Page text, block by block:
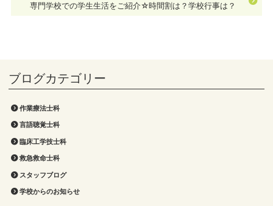
作業療法士科
言語聴覚士科
臨床工学技士科
救急救命士科
スタッフブログ
学校からのお知らせ
専門学校での学生生活をご紹介☆時間割は？学校行事は？